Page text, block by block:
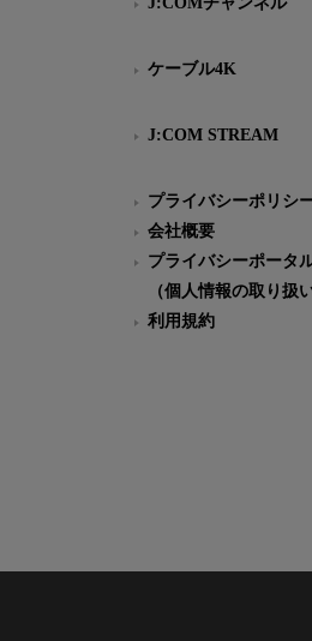
ケーブル4K
J:COM STREAM
プライバシーポリシ
会社概要
プライバシーポータ
（個人情報の取り扱
利用規約